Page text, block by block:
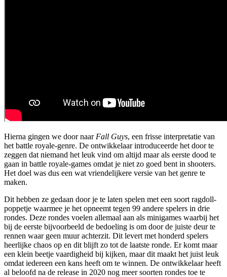
Hierna gingen we door naar Fall Guys, een frisse interpretatie van
het battle royale-genre. De ontwikkelaar introduceerde het door te
zeggen dat niemand het leuk vind om altijd maar als eerste dood te
gaan in battle royale-games omdat je niet zo goed bent in shooters.
Het doel was dus een wat vriendelijkere versie van het genre te
maken.
Dit hebben ze gedaan door je te laten spelen met een soort ragdoll-
poppetje waarmee je het opneemt tegen 99 andere spelers in drie
rondes. Deze rondes voelen allemaal aan als minigames waarbij het
bij de eerste bijvoorbeeld de bedoeling is om door de juiste deur te
rennen waar geen muur achterzit. Dit levert met honderd spelers
heerlijke chaos op en dit blijft zo tot de laatste ronde. Er komt maar
een klein beetje vaardigheid bij kijken, maar dit maakt het juist leuk
omdat iedereen een kans heeft om te winnen. De ontwikkelaar heeft
al beloofd na de release in 2020 nog meer soorten rondes toe te